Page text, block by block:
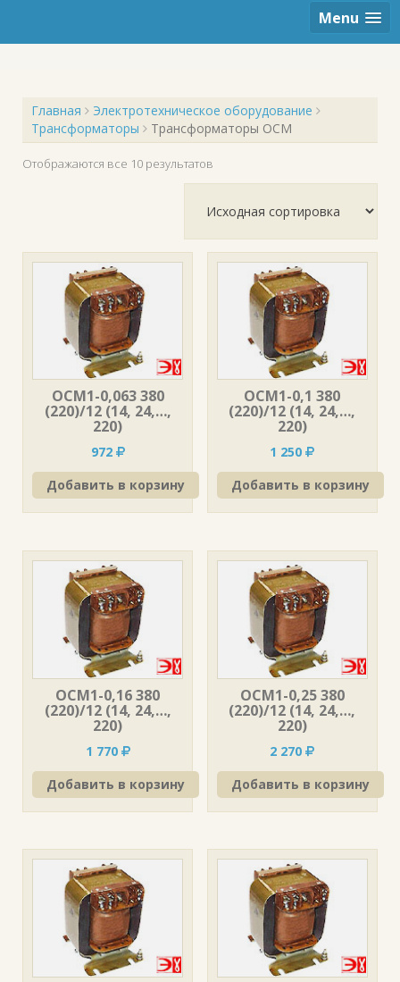
:
Menu
Главная
Электротехническое оборудование
Трансформаторы
Трансформаторы ОСМ
Отображаются все 10 результатов
ОСМ1-0,063 380
(220)/12 (14, 24,…,
220)
972
Добавить в корзину
ОСМ1-0,1 380
(220)/12 (14, 24,…,
220)
1 250
Добавить в корзину
ОСМ1-0,16 380
(220)/12 (14, 24,…,
220)
1 770
Добавить в корзину
ОСМ1-0,25 380
(220)/12 (14, 24,…,
220)
2 270
Добавить в корзину